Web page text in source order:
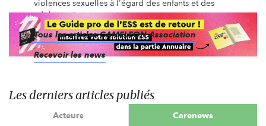
violences sexuelles à l'égard des enfants et des
adolescents.
Tous les articles CAMELEON Association
Recevoir les news
Les derniers articles publiés
Acteurs Carenews